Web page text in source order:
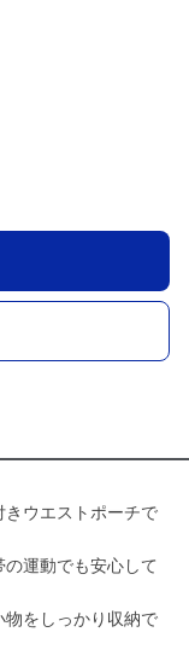
ウエストポーチで
運動でも安心して
をしっかり収納で